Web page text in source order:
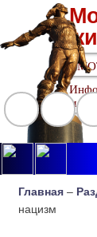
Главная –
нацизм